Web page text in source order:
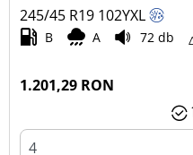
245/45 R19 102YXL
B A 72 db
1.201,29 RON